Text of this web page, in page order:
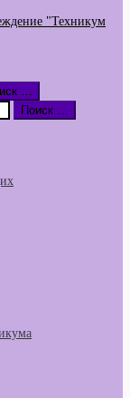
"Техникум
…
Поиск …